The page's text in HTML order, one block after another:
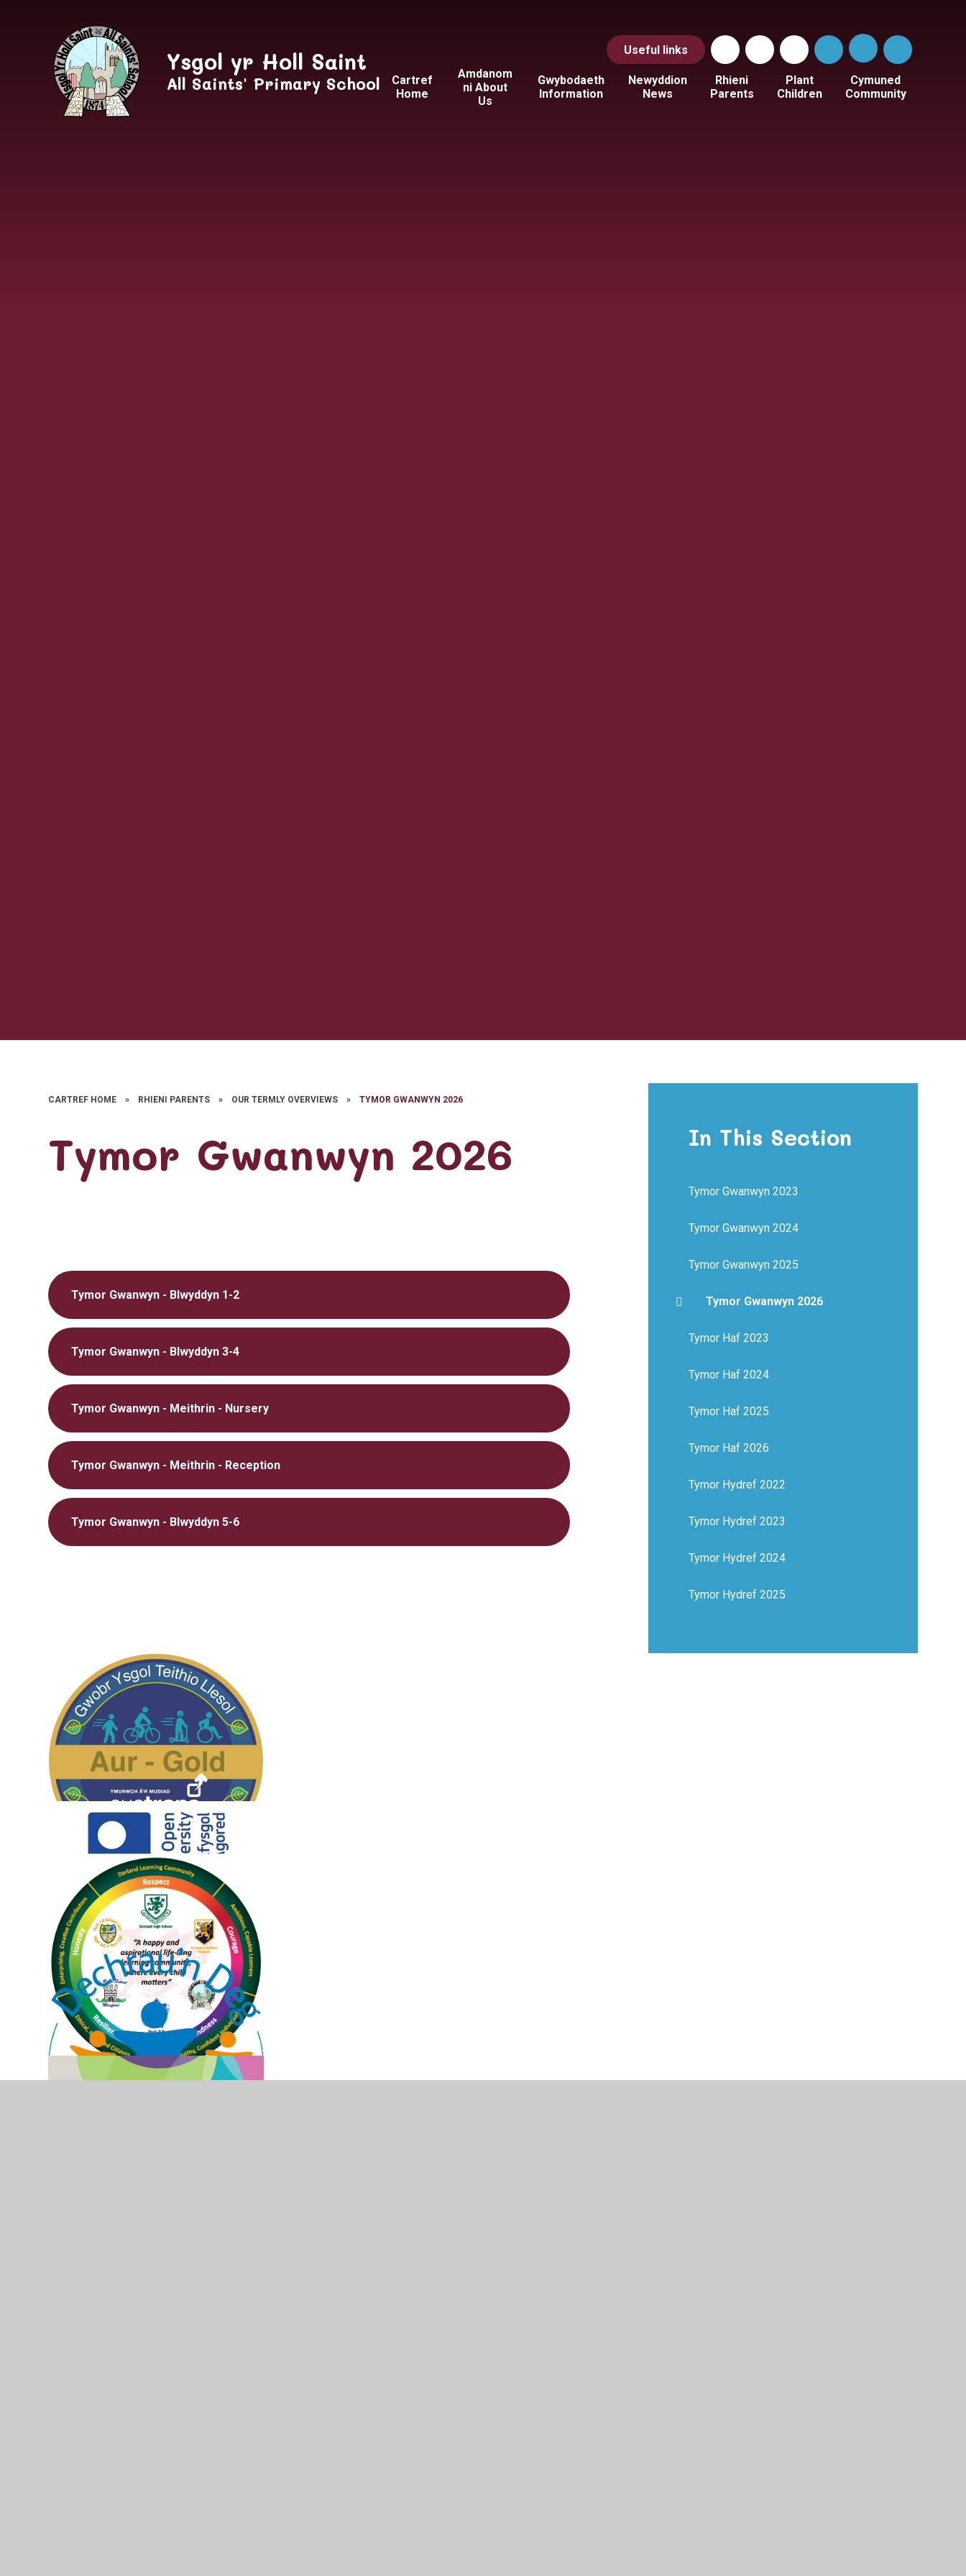
Useful links
Cartref
Home
Amdanom
ni About
Us
Gwybodaeth
Information
Newyddion
News
Rhieni
Parents
Plant
Children
Cymuned
Community
Ysgol yr Holl Saint
All Saints' Primary School
CARTREF HOME » RHIENI PARENTS » OUR TERMLY OVERVIEWS » TYMOR GWANWYN 2026
Tymor Gwanwyn 2026
Tymor Gwanwyn - Blwyddyn 1-2
Tymor Gwanwyn - Blwyddyn 3-4
Tymor Gwanwyn - Meithrin - Nursery
Tymor Gwanwyn - Meithrin - Reception
Tymor Gwanwyn - Blwyddyn 5-6
In This Section
Tymor Gwanwyn 2023
Tymor Gwanwyn 2024
Tymor Gwanwyn 2025
Tymor Gwanwyn 2026
Tymor Haf 2023
Tymor Haf 2024
Tymor Haf 2025
Tymor Haf 2026
Tymor Hydref 2022
Tymor Hydref 2023
Tymor Hydref 2024
Tymor Hydref 2025